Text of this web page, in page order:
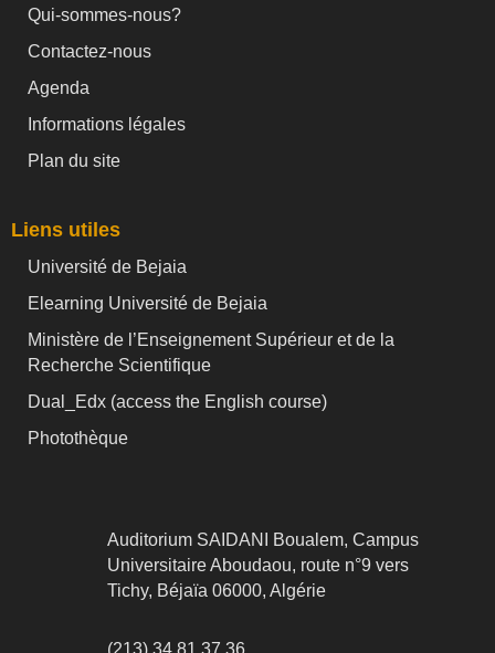
Qui-sommes-nous?
Contactez-nous
Agenda
Informations légales
Plan du site
Liens utiles
Université de Bejaia
Elearning Université de Bejaia
Ministère de l’Enseignement Supérieur et de la
Recherche Scientifique
Dual_Edx (access the English course)
Photothèque
Auditorium SAIDANI Boualem, Campus
Universitaire Aboudaou, route n°9 vers
Tichy, Béjaïa 06000, Algérie
(213) 34 81 37 36